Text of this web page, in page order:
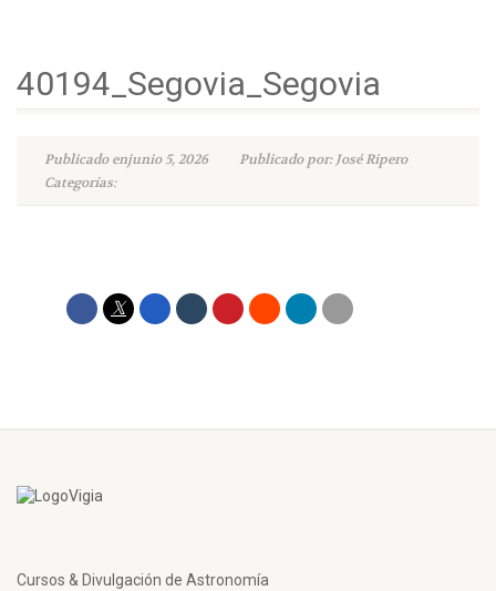
40194_Segovia_Segovia
Publicado enjunio 5, 2026
Publicado por: José Ripero
Categorías:
Cursos & Divulgación de Astronomía